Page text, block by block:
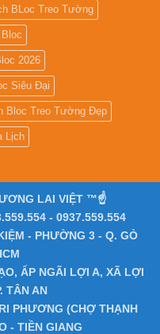
BLoc Treo Tường
2026
Siêu Đại
Bloc Treo Tường Đẹp
Lịch
LAI VIỆT ™☝️
- 0937.559.554
- PHƯỜNG 3 - Q. GÒ
ẤP NGÃI LỢI A, XÃ LỢI
TÂN AN
PHƯƠNG (CHỢ THẠNH
- TIỀN GIANG